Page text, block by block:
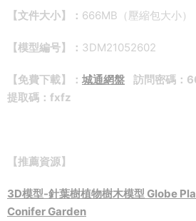
【文件大小】： 666MB（壓縮包大小）
【模型編号】： 3DM21052602
【免費下載】： 城通網盤 訪問密
提取碼：fxfz
【推薦資源】
3D模型-針葉樹植物樹木模型 Globe
Conifer Garden